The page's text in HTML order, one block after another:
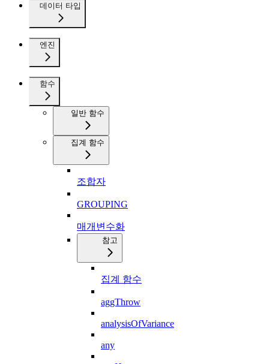
데이터 타입
엔진
함수
일반 함수
집계 함수
조합자
GROUPING
매개변수화
참고
집계 함수
aggThrow
analysisOfVariance
any